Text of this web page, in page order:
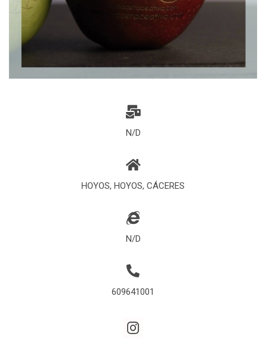
N/D
HOYOS, HOYOS, CÁCERES
N/D
609641001